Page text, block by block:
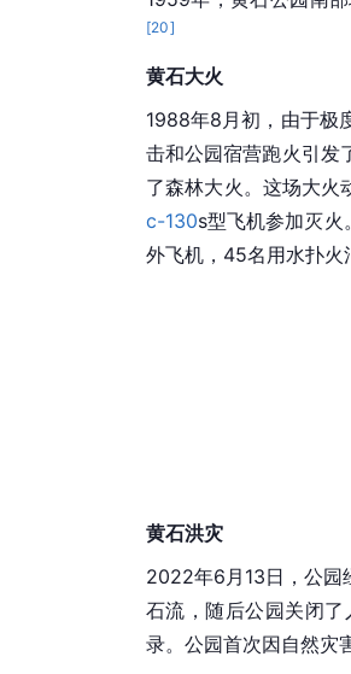
[20]
黄石大火
1988年8月初，由于极
击和公园宿营跑火引发
了森林大火。这场大
c-130s型飞机参加灭火
外飞机，45名用水扑火
黄石洪灾
2022年6月13日，公园
石流，随后公园关闭
录。公园首次因自然灾